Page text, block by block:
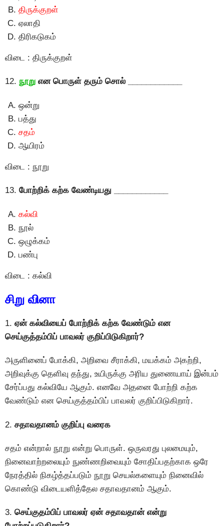
திருக்குறள்
ஏலாதி
திரிகடுகம்
விடை : திருக்குறள்
12. நூறு என பொருள் தரும் சொல் ____________
ஒன்று
பத்து
சதம்
ஆயிரம்
விடை : நூறு
13. போற்றிக் கற்க வேண்டியது ____________
கல்வி
நூல்
ஒழுக்கம்
பண்பு
விடை : கல்வி
சிறு வினா
1. ஏன் கல்வியைப் போற்றிக் கற்க வேண்டும் என
செய்குத்தம்பிப் பாவலர் குறிப்பிடுகிறார்?
அருளினைப் போக்கி, அறிவை சீராக்கி, மயக்கம் அகற்றி,
அறிவுக்கு தெளிவு தந்து, உயிருக்கு அரிய துணையாய் இன்பம்
சேர்ப்பது கல்வியே ஆகும். எனவே அதனை போற்றி கற்க
வேண்டும் என செய்குத்தம்பிப் பாவலர் குறிப்பிடுகிறார்.
2. சதாவதானம் குறிப்பு வரைக
சதம் என்றால் நூறு என்று பொருள். ஒருவரது புலமையும்,
நினைவாற்றலையும் நுண்ணறிவையும் சோதிப்பதற்காக ஒரே
நேரத்தில் நிகழ்த்தப்படும் நூறு செயல்களையும் நினைவில்
கொண்டு விடையளித்தேல சதாவதானம் ஆகும்.
3. செய்குதம்பிப் பாவலர் ஏன் சதாவதான் என்று